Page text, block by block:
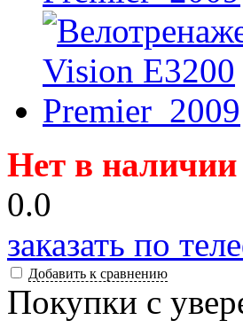
Нет в наличии
0.0
заказать по
Добавить к сравнению
Покупки с